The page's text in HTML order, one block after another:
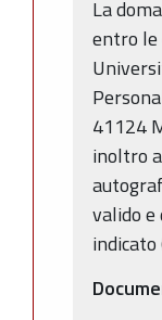
La
entro le
41124
inoltro
valido